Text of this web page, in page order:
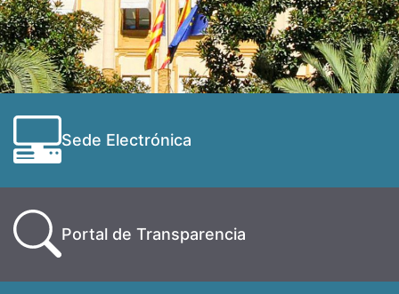
Sede Electrónica
Portal de Transparencia